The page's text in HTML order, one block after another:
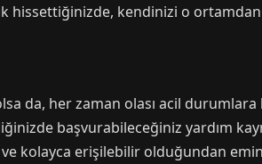
hissettiğinizde, kendinizi o
da, her zaman olası acil durumlara
başvurabileceğiniz yardım
kolayca erişilebilir olduğundan